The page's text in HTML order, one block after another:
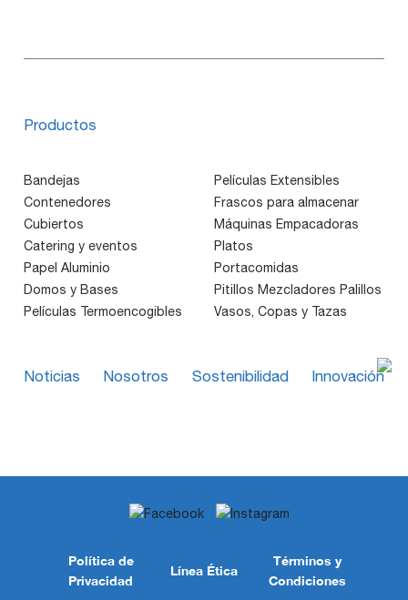
Productos
Bandejas
Contenedores
Cubiertos
Catering y eventos
Papel Aluminio
Domos y Bases
Películas Termoencogibles
Películas Extensibles
Frascos para almacenar
Máquinas Empacadoras
Platos
Portacomidas
Pitillos Mezcladores Palillos
Vasos, Copas y Tazas
Noticias Nosotros Sostenibilidad Innovación
Términos y
Condiciones
Política de
Privacidad
Línea Ética